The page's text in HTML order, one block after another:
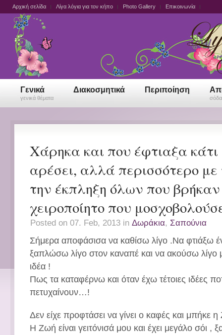
Αρχική σελίδα Λίγα λόγια για τον κήπο Photo Gallery Επικοινωνία
Γενικά
γενικά θέματα
Διακοσμητικά Περιποίηση
Χάρηκα και που έφτιαξα
αρέσει, αλλά περισσότερο
την έκπληξη όλων που
χειροποίητο που
Posted on 07. Feb, 2013 in Δωράκια, Σαπούνια
Σήμερα αποφάσισα να καθίσω λίγο .Να φτιάξω
ξαπλώσω λίγο στον καναπέ και να ακούσω λίγο
ιδέα !
Πως τα καταφέρνω και όταν έχω τέτοιες ιδέες
πετυχαίνουν…!
Δεν είχε προφτάσει να γίνει ο καφές και μπήκε
Η Ζωή είναι γειτόνισά μου και έχει μεγάλο σόι ,